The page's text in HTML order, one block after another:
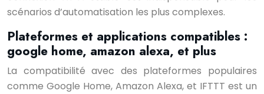
scénarios d’automatisation les plus complexes.
Plateformes et applications compatibles :
google home, amazon alexa, et plus
La compatibilité avec des plateformes populaires
comme Google Home, Amazon Alexa, et IFTTT est un